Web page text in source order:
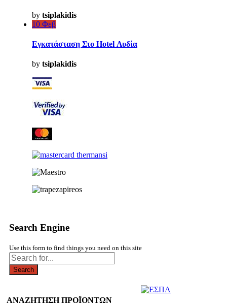
by tsiplakidis
10 Φεβ
Εγκατάσταση Στο Hotel Λυδία
by tsiplakidis
Search Engine
Use this form to find things you need on this site
Search
ΑΝΑΖΗΤΗΣΗ ΠΡΟΪΟΝΤΩΝ